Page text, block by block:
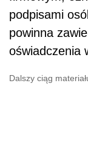
podpisami
powinna
oświadczenia
Dalszy ciąg